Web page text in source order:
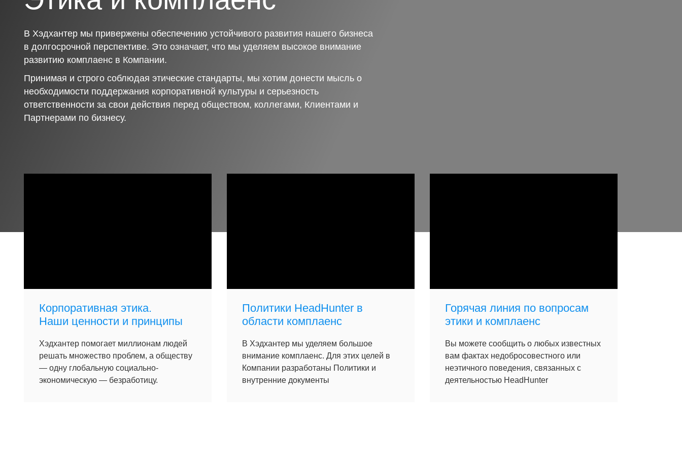
В Хэдхантер мы привержены обеспечению устойчивого развития нашего бизнеса
в долгосрочной перспективе. Это означает, что мы уделяем высокое внимание
развитию комплаенс в Компании.
Принимая и строго соблюдая этические стандарты, мы хотим донести мысль о
необходимости поддержания корпоративной культуры и серьезность
ответственности за свои действия перед обществом, коллегами, Клиентами и
Партнерами по бизнесу.
Корпоративная этика.
Наши ценности и принципы
Хэдхантер помогает миллионам людей
решать множество проблем, а обществу
— одну глобальную социально-
экономическую — безработицу.
Политики HeadHunter в
области комплаенс
В Хэдхантер мы уделяем большое
внимание комплаенс. Для этих целей в
Компании разработаны Политики и
внутренние документы
Горячая линия по вопросам
этики и комплаенс
Вы можете сообщить о любых известных
вам фактах недобросовестного или
неэтичного поведения, связанных с
деятельностью HeadHunter